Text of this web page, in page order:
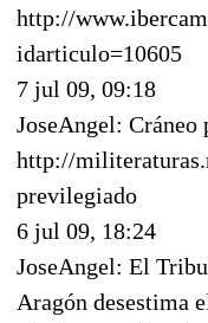
http://
idarticulo=10605
7 jul 09, 09:18
JoseAngel: Cráneo
http://
previlegiado
6 jul 09, 18:24
JoseAngel: El
Aragón desestima